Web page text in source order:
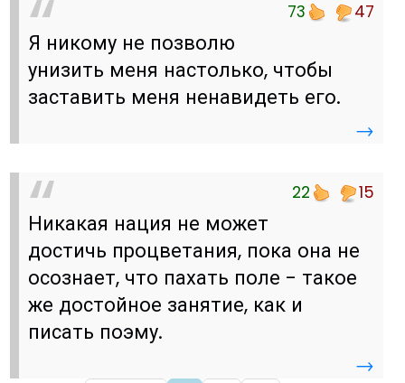
73 47
Я никому не позволю
унизить меня настолько, чтобы
заставить меня ненавидеть его.
→
22 15
Никакая нация не может
достичь процветания, пока она не
осознает, что пахать поле - такое
же достойное занятие, как и
писать поэму.
→